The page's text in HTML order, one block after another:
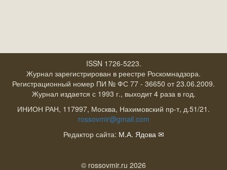
ISSN 1726-5223.
Журнал зарегистрирован в реестре Роскомнадзора.
Регистрационный номер ПИ № ФС 77 - 36650 от 23.06.2009.
Журнал издается с 1993 г., выходит 4 раза в год.
ИНИОН РАН, 117997, Москва, Нахимовский пр-т, д.51/21.
rossovmir@gmail.com
Редактор сайта: М.А. Ядова ✉
© rossovmir.ru 2026